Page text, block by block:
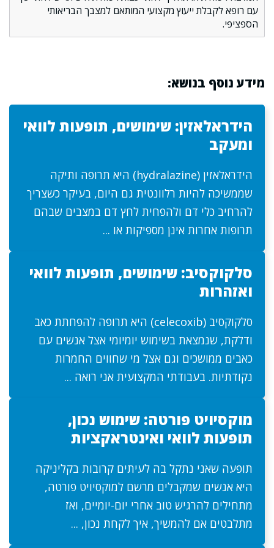
עם רופא לקבלת ייעוץ מקצועי המותאם למצבך הבריאותי
הספציפי.
מידע נוסף בנושא:
הידראלאזין: שימושים, תופעות לוואי
ומעקב
הידראלאזין (hydralazine) היא תרופה ותיקה
שממשיכה להיות רלוונטית גם היום, בעיקר כשצריך
להרחיב כלי דם ולהפחית לחץ דם במצבים שבהם
תרופות אחרות אינן מספיקות או ...
סלקוקסיב: שימושים, תופעות לוואי
ואזהרות
סלקוקסיב (celecoxib) היא תרופה להפחתת כאב
ודלקת, שנמצאת בשימוש יומיומי אצל אנשים עם
כאבים ממושכים וגם אצל מי שחווים החמרות
נקודתיות. בעבודתי המקצועית אני רואה ...
מוקסיויט פורטה: שימוש נכון,
תופעות לוואי ואינטראקציות
תופעה שאני נתקל בה לעיתים קרובות בקליניקה
היא אנשים שמקבלים מרשם למוקסיויט פורטה,
מתחילים להרגיש טוב אחרי יום-יומיים, ואז
מתלבטים אם להמשיך, איך לקחת נכון, ...